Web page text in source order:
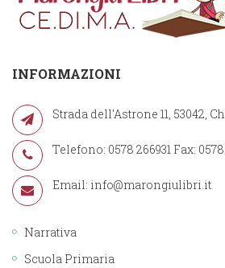
INFORMAZIONI
Strada dell'Astrone 11, 53042,
Telefono: 0578 266931 Fax: 0578
Email: info@marongiulibri.it
Narrativa
Scuola Primaria